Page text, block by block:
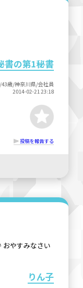
書の第1秘書
43歳/神奈川県/会社員
2014-02-21 23:18
投稿を報告する
やすみなさい
りん子